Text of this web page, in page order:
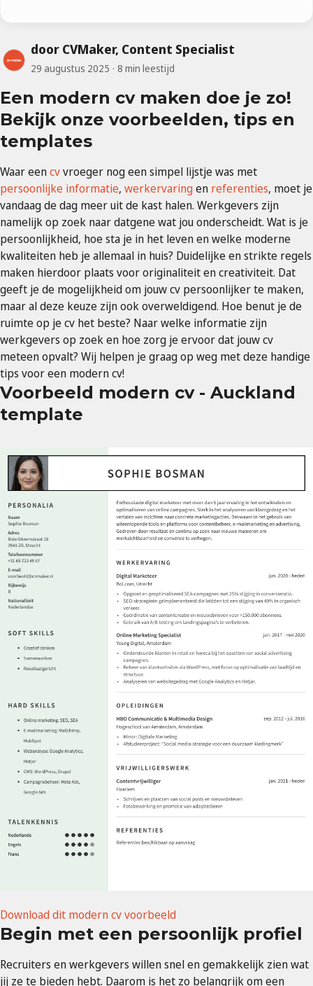
door CVMaker, Content Specialist
29 augustus 2025 8 min leestijd
Een modern cv maken doe je zo!
Bekijk onze voorbeelden, tips en
templates
Waar eencvvroeger nog een simpel lijstje was met
persoonlijke informatie, werkervaringen referenties, moet je
vandaag de dag meer uit de kast halen. Werkgevers zijn
namelijk op zoek naar datgene wat jou onderscheidt. Wat is je
persoonlijkheid, hoe sta je in het leven en welke moderne
kwaliteiten heb je allemaal in huis? Duidelijke en strikte regels
maken hierdoor plaats voor originaliteit en creativiteit. Dat
geeft je de mogelijkheid om jouw cv persoonlijker te maken,
maar al deze keuze zijn ook overweldigend. Hoe benut je de
ruimte op je cv het beste? Naar welke informatie zijn
werkgevers op zoek en hoe zorg je ervoor dat jouw cv
meteen opvalt? Wij helpen je graag op weg met deze handige
tips voor een modern cv!
Voorbeeld modern cv - Auckland
template
Download dit modern cv voorbeeld
Begin met een persoonlijk profiel
Recruiters en werkgevers willen snel en gemakkelijk zien wat
jij ze te bieden hebt. Daarom is het zo belangrijk om een